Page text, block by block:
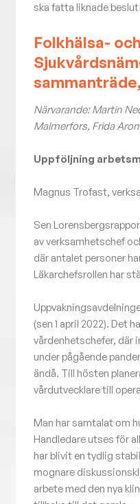
ska fatta liknade
Folkhälsa- och
Närvarande: Martin
Malmerfors, Frida
Uppföljning
Magnus Trofast,
Sen
av verksamhetschef
där antalet personer
Läkarchefsrollen har
(sen 1 april 2022). Det
vårdenhetschefer, där
under pågående
ändå. Till hösten
vårdutvecklare till
Man har samtalat om
Handledare utses för
har blivit en tydlig
mognare
arbete med den nya